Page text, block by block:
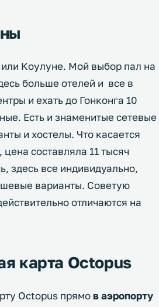
Коулуне. Мой выбор пал на
больше отелей и все в
и ехать до Гонконга 10
Есть и знаменитые сетевые
и хостелы. Что касается
составляла 11 тысяч
здесь все индивидуально,
варианты. Советую
отличаются на
карта Octopus
Octopus прямов аэропорту